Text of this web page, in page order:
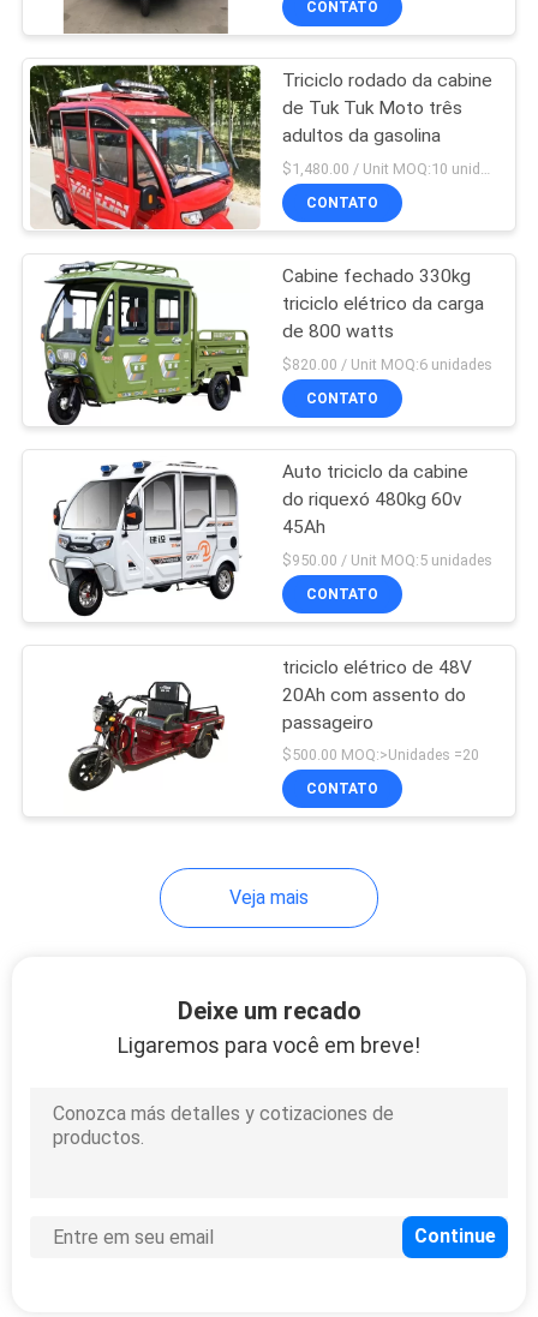
Motocicleta da
carga de 3 rodas
Triciclo da gasolina
25
Triciclo da cabine
CONTATO
Triciclo rodado da cabine
de Tuk Tuk Moto três
adultos da gasolina
$1,480.00 / Unit MOQ:10 unidades
CONTATO
Cabine fechado 330kg
triciclo elétrico da carga
de 800 watts
$820.00 / Unit MOQ:6 unidades
CONTATO
Auto triciclo da cabine
do riquexó 480kg 60v
45Ah
$950.00 / Unit MOQ:5 unidades
CONTATO
triciclo elétrico de 48V
20Ah com assento do
passageiro
$500.00 MOQ:>Unidades =20
CONTATO
Veja mais
Deixe um recado
Ligaremos para você em breve!